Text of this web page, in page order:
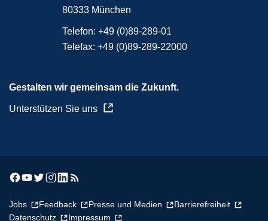
80333 München
Telefon: +49 (0)89-289-01
Telefax: +49 (0)89-289-22000
Gestalten wir gemeinsam die Zukunft.
Unterstützen Sie uns
Jobs Feedback Presse und Medien
Barrierefreiheit
Datenschutz
Impressum